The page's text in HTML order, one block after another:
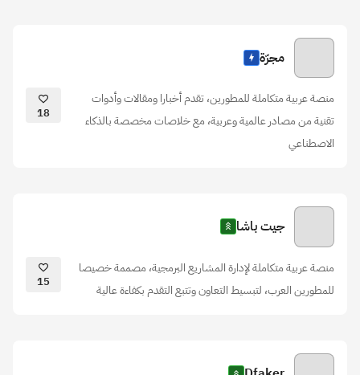
مجرّة
منصة عربية متكاملة للمطورين، تقدم أخبارا ومقالات وأدوات
تقنية من مصادر عالمية وعربية، مع خلاصات مخصصة بالذكاء
الاصطناعي
18
جيت باشا
منصة عربية متكاملة لإدارة المشاريع البرمجية، مصممة خصيصا
للمطورين العرب، لتبسيط التعاون وتتبع التقدم بكفاءة عالية
15